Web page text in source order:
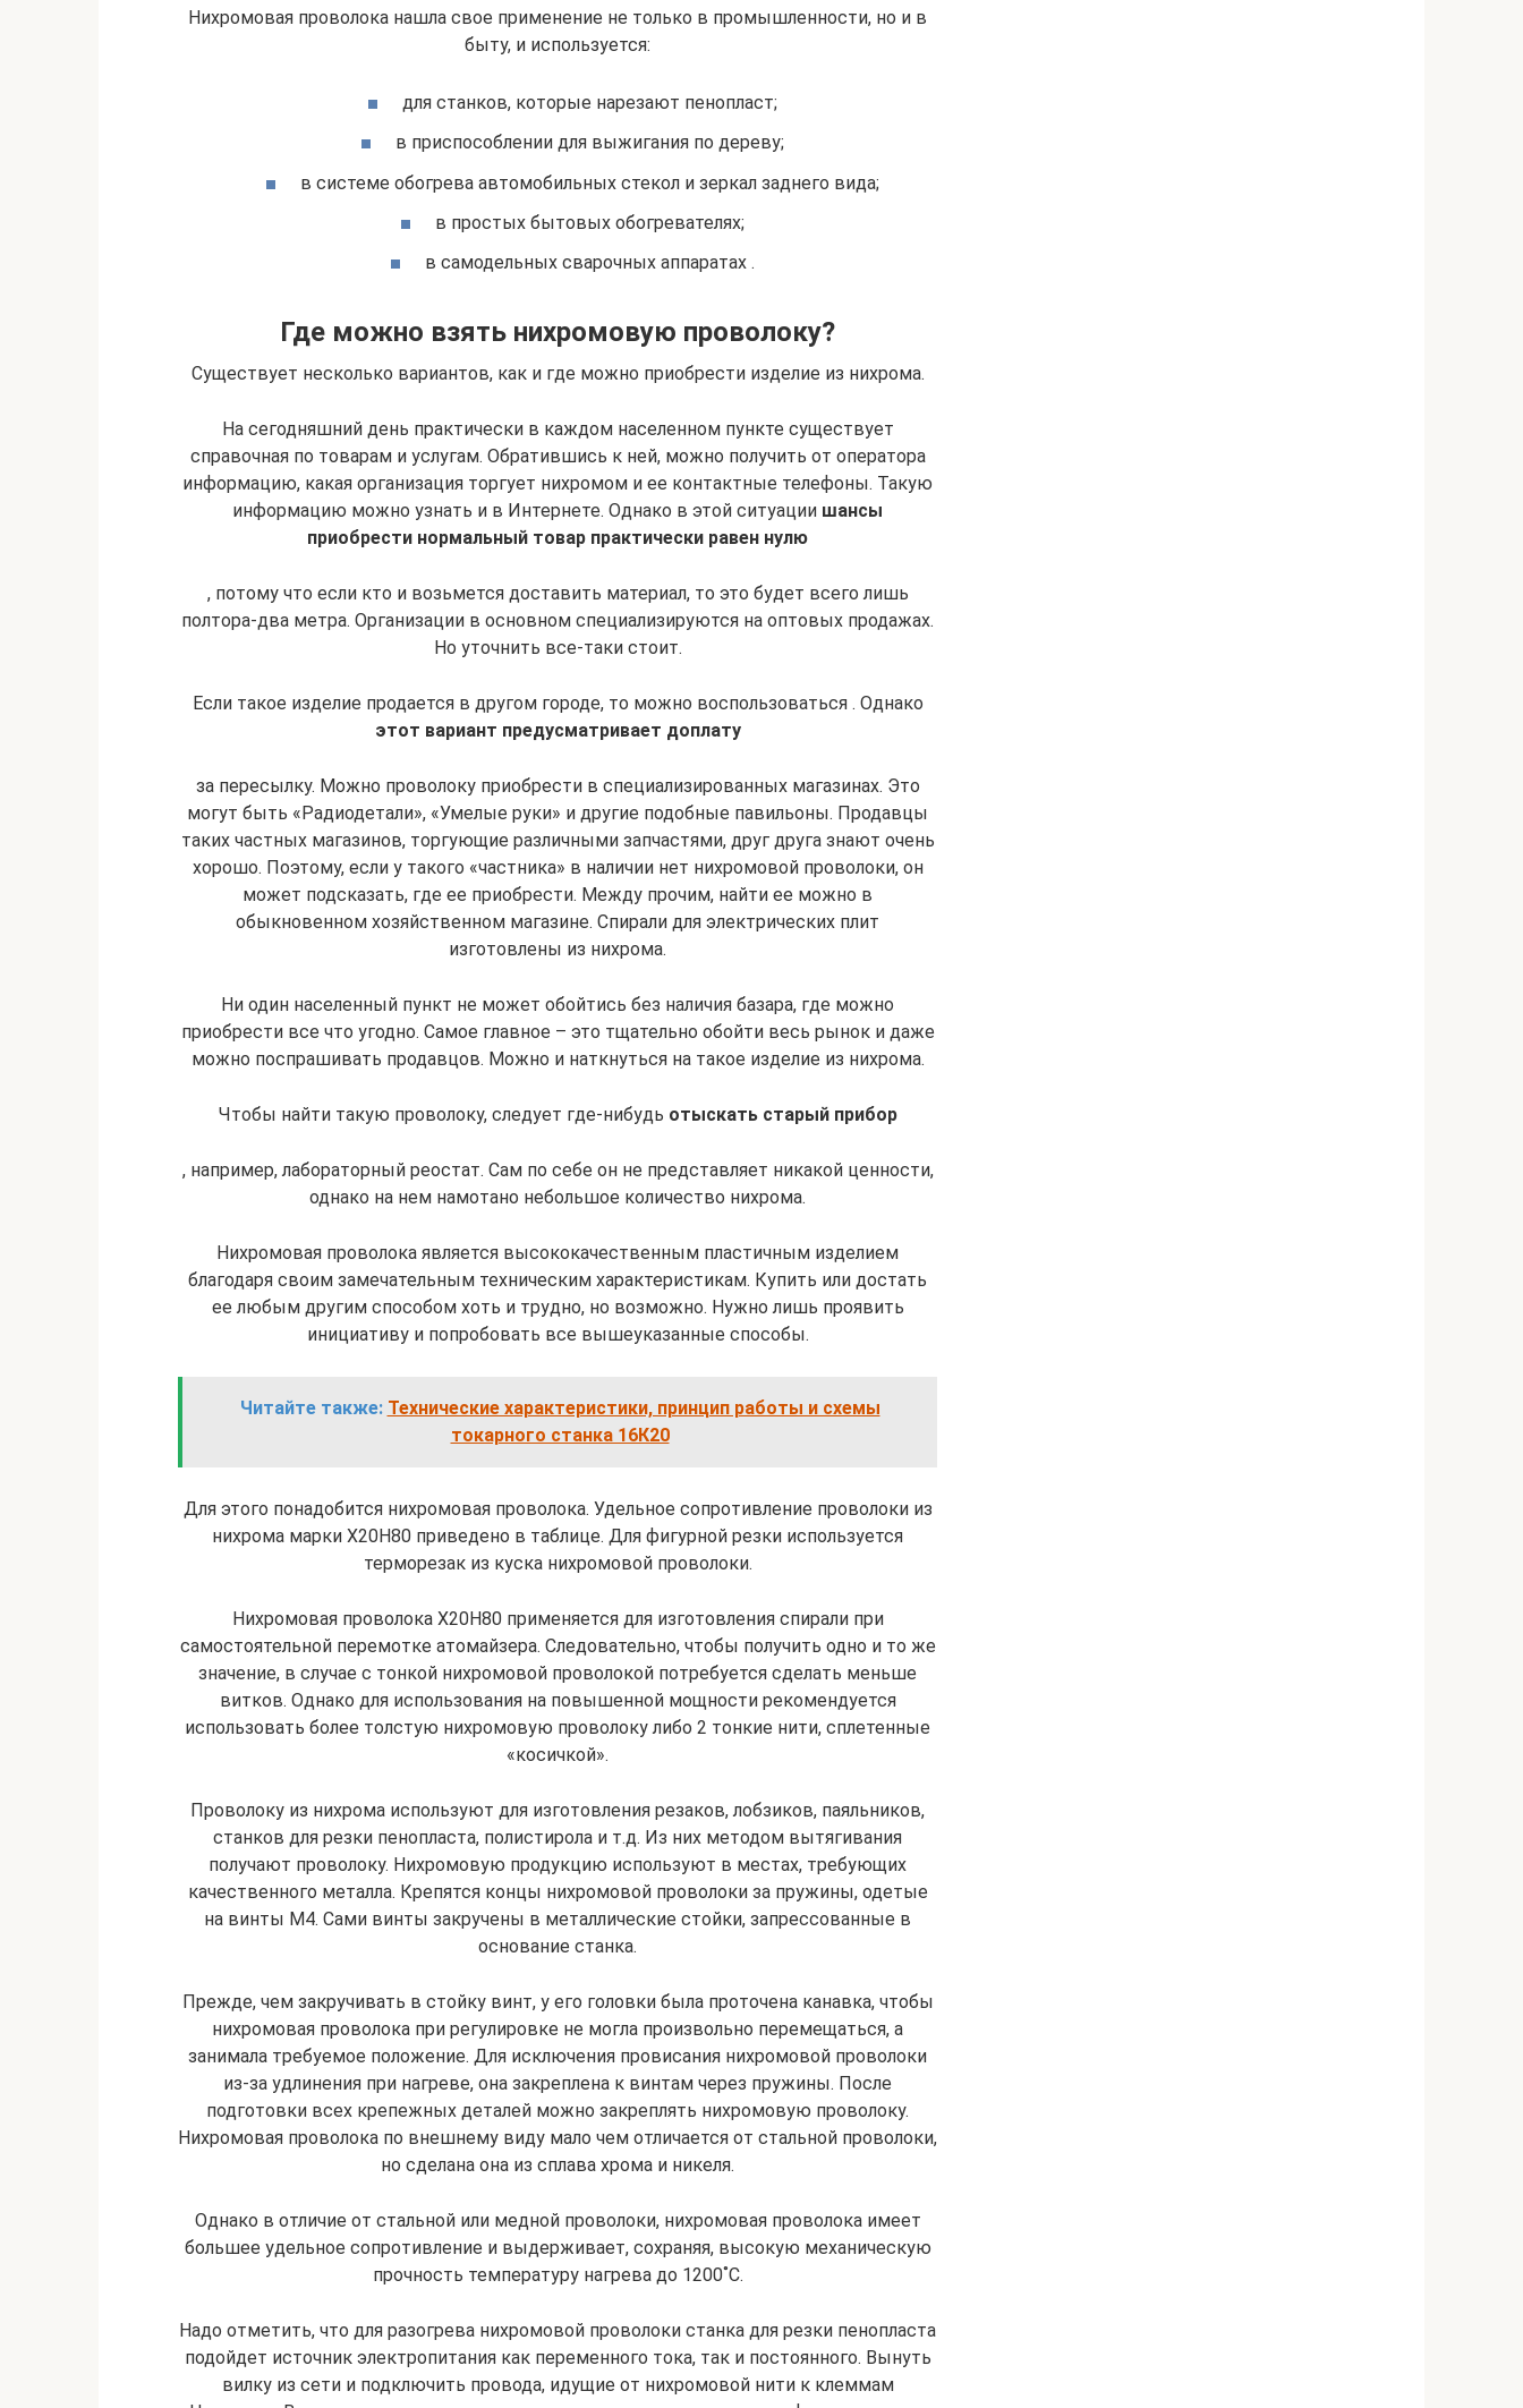
Нихромовая проволока нашла свое применение не только в промышленности, но и в
быту, и используется:
для станков, которые нарезают пенопласт;
в приспособлении для выжигания по дереву;
в системе обогрева автомобильных стекол и зеркал заднего вида;
в простых бытовых обогревателях;
в самодельных сварочных аппаратах .
Где можно взять нихромовую проволоку?
Существует несколько вариантов, как и где можно приобрести изделие из нихрома.
На сегодняшний день практически в каждом населенном пункте существует
справочная по товарам и услугам. Обратившись к ней, можно получить от оператора
информацию, какая организация торгует нихромом и ее контактные телефоны. Такую
информацию можно узнать и в Интернете. Однако в этой ситуации шансы
приобрести нормальный товар практически равен нулю
, потому что если кто и возьмется доставить материал, то это будет всего лишь
полтора-два метра. Организации в основном специализируются на оптовых продажах.
Но уточнить все-таки стоит.
Если такое изделие продается в другом городе, то можно воспользоваться . Однако
этот вариант предусматривает доплату
за пересылку. Можно проволоку приобрести в специализированных магазинах. Это
могут быть «Радиодетали», «Умелые руки» и другие подобные павильоны. Продавцы
таких частных магазинов, торгующие различными запчастями, друг друга знают очень
хорошо. Поэтому, если у такого «частника» в наличии нет нихромовой проволоки, он
может подсказать, где ее приобрести. Между прочим, найти ее можно в
обыкновенном хозяйственном магазине. Спирали для электрических плит
изготовлены из нихрома.
Ни один населенный пункт не может обойтись без наличия базара, где можно
приобрести все что угодно. Самое главное – это тщательно обойти весь рынок и даже
можно поспрашивать продавцов. Можно и наткнуться на такое изделие из нихрома.
Чтобы найти такую проволоку, следует где-нибудь отыскать старый прибор
, например, лабораторный реостат. Сам по себе он не представляет никакой ценности,
однако на нем намотано небольшое количество нихрома.
Нихромовая проволока является высококачественным пластичным изделием
благодаря своим замечательным техническим характеристикам. Купить или достать
ее любым другим способом хоть и трудно, но возможно. Нужно лишь проявить
инициативу и попробовать все вышеуказанные способы.
Читайте также: Технические характеристики, принцип работы и схемы
токарного станка 16К20
Для этого понадобится нихромовая проволока. Удельное сопротивление проволоки из
нихрома марки Х20Н80 приведено в таблице. Для фигурной резки используется
терморезак из куска нихромовой проволоки.
Нихромовая проволока X20H80 применяется для изготовления спирали при
самостоятельной перемотке атомайзера. Следовательно, чтобы получить одно и то же
значение, в случае с тонкой нихромовой проволокой потребуется сделать меньше
витков. Однако для использования на повышенной мощности рекомендуется
использовать более толстую нихромовую проволоку либо 2 тонкие нити, сплетенные
«косичкой».
Проволоку из нихрома используют для изготовления резаков, лобзиков, паяльников,
станков для резки пенопласта, полистирола и т.д. Из них методом вытягивания
получают проволоку. Нихромовую продукцию используют в местах, требующих
качественного металла. Крепятся концы нихромовой проволоки за пружины, одетые
на винты М4. Сами винты закручены в металлические стойки, запрессованные в
основание станка.
Прежде, чем закручивать в стойку винт, у его головки была проточена канавка, чтобы
нихромовая проволока при регулировке не могла произвольно перемещаться, а
занимала требуемое положение. Для исключения провисания нихромовой проволоки
из-за удлинения при нагреве, она закреплена к винтам через пружины. После
подготовки всех крепежных деталей можно закреплять нихромовую проволоку.
Нихромовая проволока по внешнему виду мало чем отличается от стальной проволоки,
но сделана она из сплава хрома и никеля.
Однако в отличие от стальной или медной проволоки, нихромовая проволока имеет
большее удельное сопротивление и выдерживает, сохраняя, высокую механическую
прочность температуру нагрева до 1200˚С.
Надо отметить, что для разогрева нихромовой проволоки станка для резки пенопласта
подойдет источник электропитания как переменного тока, так и постоянного. Вынуть
вилку из сети и подключить провода, идущие от нихромовой нити к клеммам